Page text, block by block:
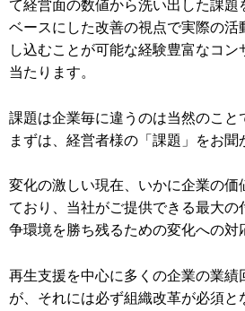
て経営面の数値から洗い出した課題
ベースにした改善の視点で実際の活
し込むことが可能な経験豊富なコン
当たります。
課題は企業毎に違うのは当然のこと
まずは、経営者様の「課題」をお聞
変化の激しい現在、いかに企業の価
ており、当社がご提供できる最大の
争環境を勝ち残るための変化への対
再生支援を中心に多くの企業の業績
が、それには必ず組織改革が必須と